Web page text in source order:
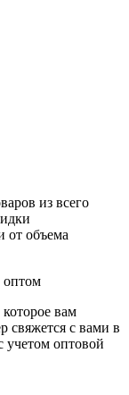
из всего
от объема
оптом
которое вам
свяжется с вами в
учетом оптовой